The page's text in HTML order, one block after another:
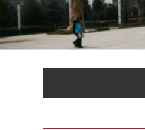
1 2 3 4